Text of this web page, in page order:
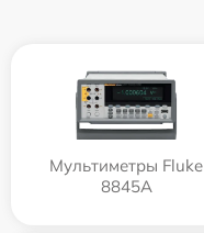
Мультиметры Fluke
8845A